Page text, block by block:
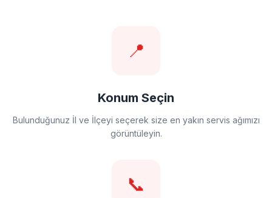
📍
Konum Seçin
Bulunduğunuz İl ve İlçeyi seçerek size en yakın servis ağımızı
görüntüleyin.
📞